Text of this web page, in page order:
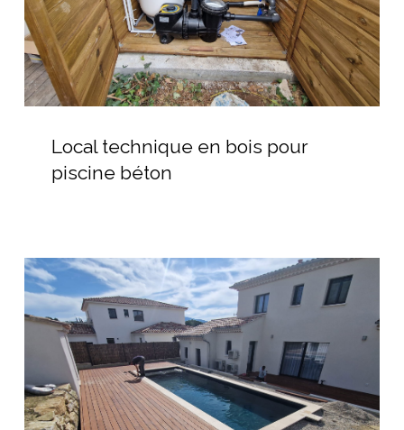
technique
bois
Local technique en bois pour
piscine béton
Construction
de
piscine
béton
rectangulaire
avec
terrasse
bois